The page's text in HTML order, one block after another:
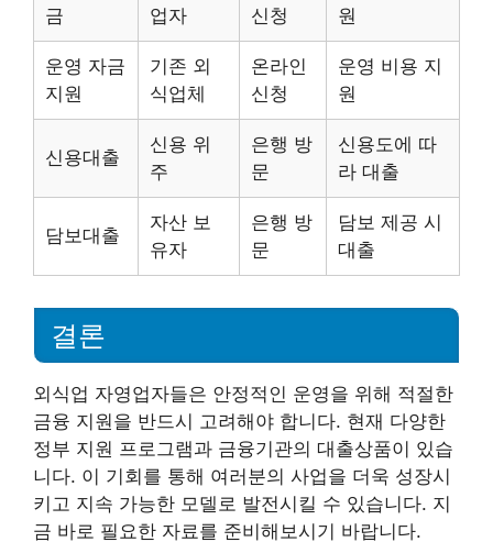
금
업자
신청
원
운영 자금
지원
기존 외
식업체
온라인
신청
운영 비용 지
원
신용대출
신용 위
주
은행 방
문
신용도에 따
라 대출
담보대출
자산 보
유자
은행 방
문
담보 제공 시
대출
결론
외식업 자영업자들은 안정적인 운영을 위해 적절한
금융 지원을 반드시 고려해야 합니다. 현재 다양한
정부 지원 프로그램과 금융기관의 대출상품이 있습
니다. 이 기회를 통해 여러분의 사업을 더욱 성장시
키고 지속 가능한 모델로 발전시킬 수 있습니다. 지
금 바로 필요한 자료를 준비해보시기 바랍니다.